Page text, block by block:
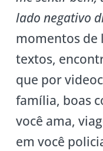
lado negativo
momentos de
textos,
que por
família, boas
você ama,
em você